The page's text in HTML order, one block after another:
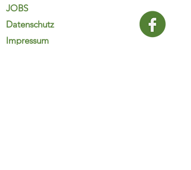
JOBS
Datenschutz
Impressum